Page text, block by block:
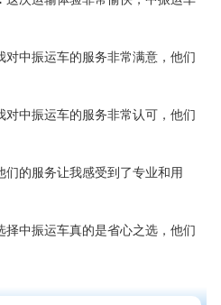
对中振运车的服务非常满意，他们
对中振运车的服务非常认可，他们
们的服务让我感受到了专业和用
择中振运车真的是省心之选，他们